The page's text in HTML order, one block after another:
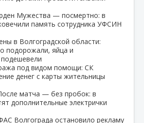
Мужества — посмертно: в
память сотрудника УФСИН
в Волгоградской области:
подорожали, яйца и
под видом помощи: СК
денег с карты жительницы
матча — без пробок: в
дополнительные электрички
Волгограда остановило рекламу